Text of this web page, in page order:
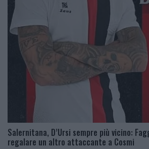
Salernitana, D’Ursi sempre più vicino:
regalare un altro attaccante a Cosmi